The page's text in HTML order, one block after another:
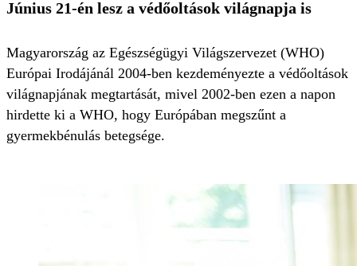
Június 21-én lesz a védőoltások világnapja is
Magyarország az Egészségügyi Világszervezet (WHO)
Európai Irodájánál 2004-ben kezdeményezte a védőoltások
világnapjának megtartását, mivel 2002-ben ezen a napon
hirdette ki a WHO, hogy Európában megszűnt a
gyermekbénulás betegsége.